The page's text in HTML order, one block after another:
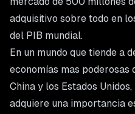
adquisitivo sobre todo en
del PIB mundial.
En un mundo que tiende a
economías mas poderosas
China y los Estados
adquiere una importancia